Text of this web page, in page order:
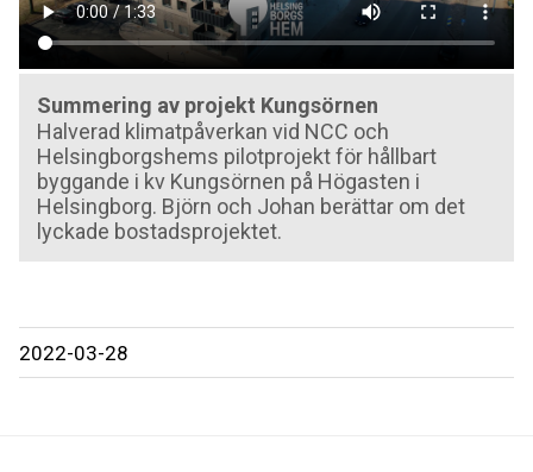
Summering av projekt Kungsörnen
Halverad klimatpåverkan vid NCC och
Helsingborgshems pilotprojekt för hållbart
byggande i kv Kungsörnen på Högasten i
Helsingborg. Björn och Johan berättar om det
lyckade bostadsprojektet.
2022-03-28